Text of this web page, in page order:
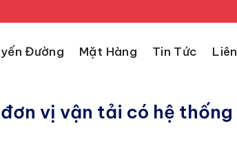
Đường Mặt Hàng Tin Tức
vị vận tải có hệ thống